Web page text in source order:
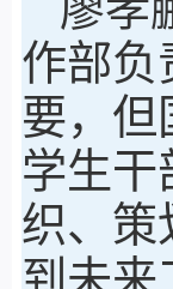
作部负
要，但
学生干
织、策
到未来